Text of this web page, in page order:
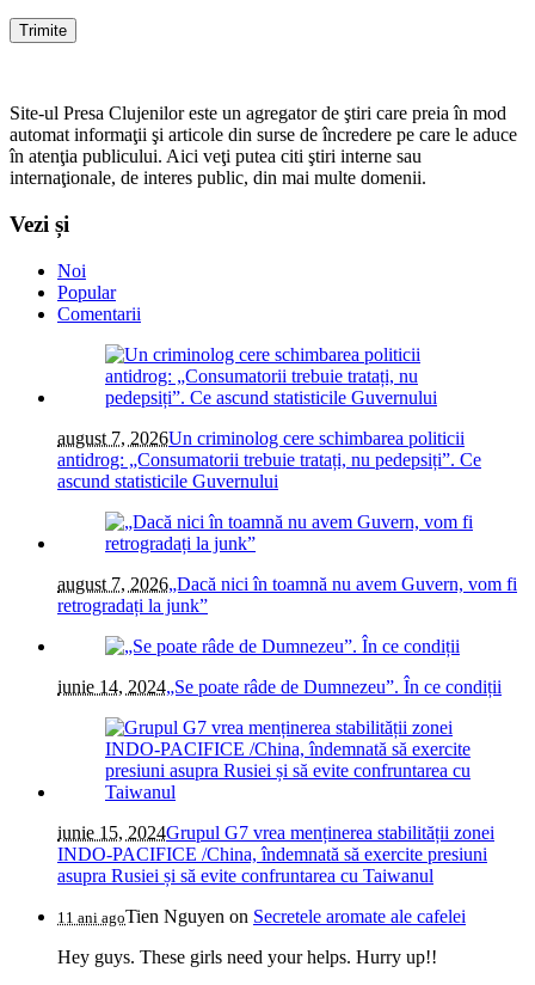
Site-ul Presa Clujenilor este un agregator de ştiri care preia în mod
automat informaţii şi articole din surse de încredere pe care le aduce
în atenţia publicului. Aici veţi putea citi ştiri interne sau
internaţionale, de interes public, din mai multe domenii.
Vezi și
Noi
Popular
Comentarii
august 7, 2026Un criminolog cere schimbarea politicii
antidrog: „Consumatorii trebuie tratați, nu pedepsiți”. Ce
ascund statisticile Guvernului
august 7, 2026„Dacă nici în toamnă nu avem Guvern, vom fi
retrogradați la junk”
iunie 14, 2024„Se poate râde de Dumnezeu”. În ce condiții
iunie 15, 2024Grupul G7 vrea menținerea stabilității zonei
INDO-PACIFICE /China, îndemnată să exercite presiuni
asupra Rusiei și să evite confruntarea cu Taiwanul
11 ani agoTien Nguyen on Secretele aromate ale cafelei
Hey guys. These girls need your helps. Hurry up!!